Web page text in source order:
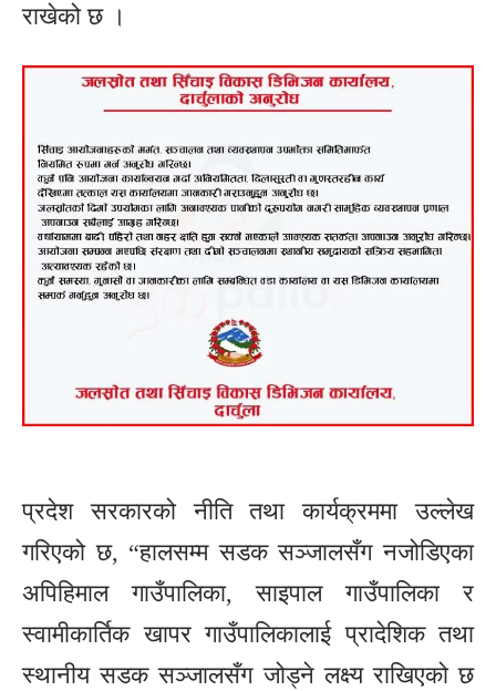
राखेको छ ।
प्रदेश सरकारको नीति तथा कार्यक्रममा उल्लेख
गरिएको छ, “हालसम्म सडक सञ्जालसँग नजोडिएका
अपिहिमाल गाउँपालिका, साइपाल गाउँपालिका र
स्वामीकार्तिक खापर गाउँपालिकालाई प्रादेशिक तथा
स्थानीय सडक सञ्जालसँग जोड्ने लक्ष्य राखिएको छ